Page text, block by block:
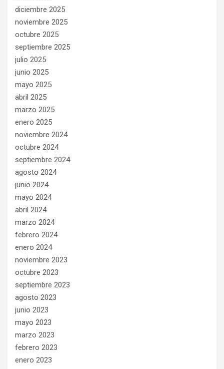
diciembre 2025
noviembre 2025
octubre 2025
septiembre 2025
julio 2025
junio 2025
mayo 2025
abril 2025
marzo 2025
enero 2025
noviembre 2024
octubre 2024
septiembre 2024
agosto 2024
junio 2024
mayo 2024
abril 2024
marzo 2024
febrero 2024
enero 2024
noviembre 2023
octubre 2023
septiembre 2023
agosto 2023
junio 2023
mayo 2023
marzo 2023
febrero 2023
enero 2023